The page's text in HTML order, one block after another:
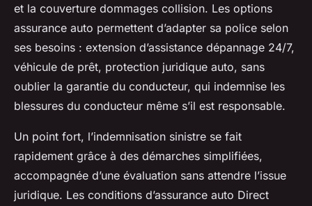
et la couverture dommages collision. Les options
assurance auto permettent d’adapter sa police selon
ses besoins : extension d’assistance dépannage 24/7,
véhicule de prêt, protection juridique auto, sans
oublier la garantie du conducteur, qui indemnise les
blessures du conducteur même s’il est responsable.
Un point fort, l’indemnisation sinistre se fait
rapidement grâce à des démarches simplifiées,
accompagnée d’une évaluation sans attendre l’issue
juridique. Les conditions d’assurance auto Direct